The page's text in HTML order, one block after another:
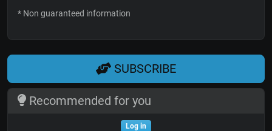
* Non guaranteed information
SUBSCRIBE
Recommended for you
Log in